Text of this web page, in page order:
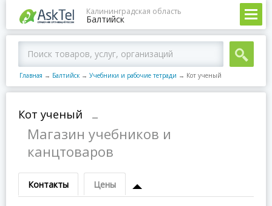
Калининградская область
Балтийск
Главная → Балтийск → Учебники и рабочие тетради → Кот ученый
Кот ученый
–
Магазин учебников и
канцтоваров
Контакты Цены